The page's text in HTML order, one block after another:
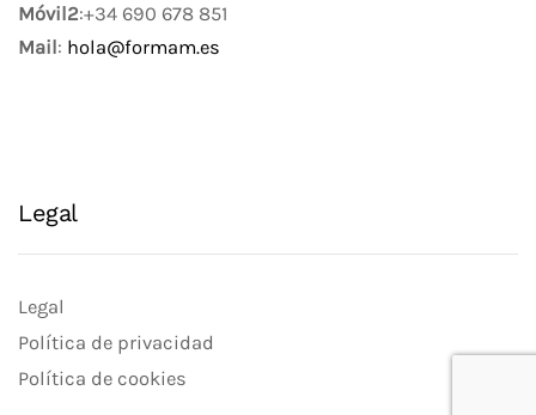
Móvil2:+34 690 678 851
Mail: hola@formam.es
Legal
Legal
Política de privacidad
Política de cookies